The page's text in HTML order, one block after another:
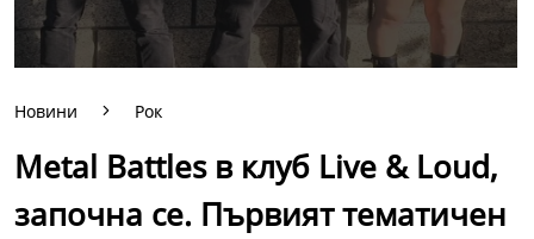
Новини Рок
Metal Battles в клуб Live & Loud,
започна се. Първият тематичен